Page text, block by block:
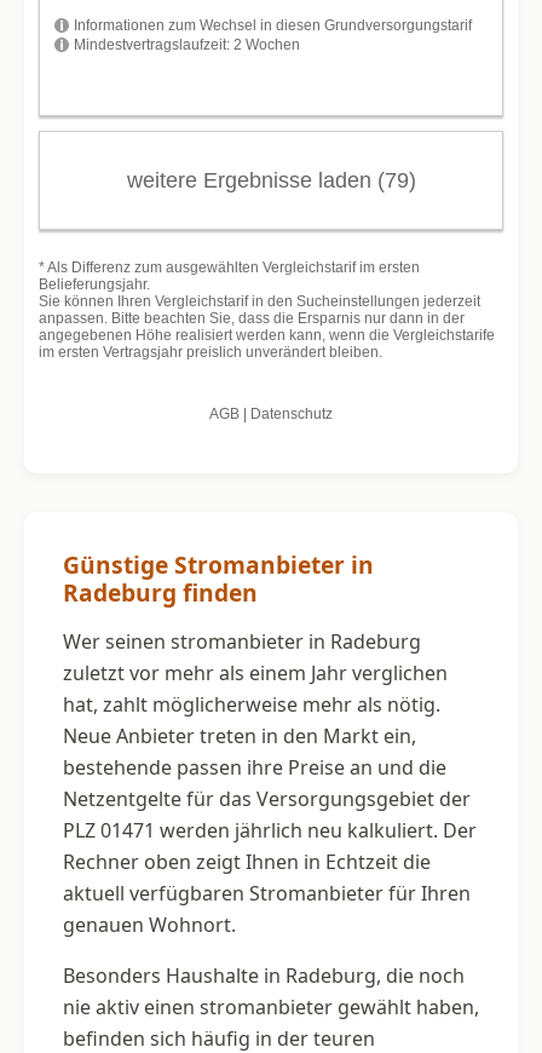
Günstige Stromanbieter in
Radeburg finden
Wer seinen stromanbieter in Radeburg
zuletzt vor mehr als einem Jahr verglichen
hat, zahlt möglicherweise mehr als nötig.
Neue Anbieter treten in den Markt ein,
bestehende passen ihre Preise an und die
Netzentgelte für das Versorgungsgebiet der
PLZ 01471 werden jährlich neu kalkuliert. Der
Rechner oben zeigt Ihnen in Echtzeit die
aktuell verfügbaren Stromanbieter für Ihren
genauen Wohnort.
Besonders Haushalte in Radeburg, die noch
nie aktiv einen stromanbieter gewählt haben,
befinden sich häufig in der teuren